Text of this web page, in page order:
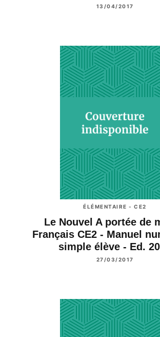
13/04/2017
ÉLÉMENTAIRE - CE2
Le Nouvel A portée de
Français CE2 - Manuel
simple élève - Ed.
27/03/2017